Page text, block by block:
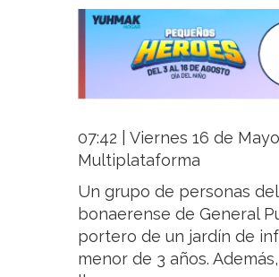
07:42 | Viernes 16 de
Multiplataforma
Un grupo de personas
bonaerense de General
portero de un jardín de
menor de 3 años.